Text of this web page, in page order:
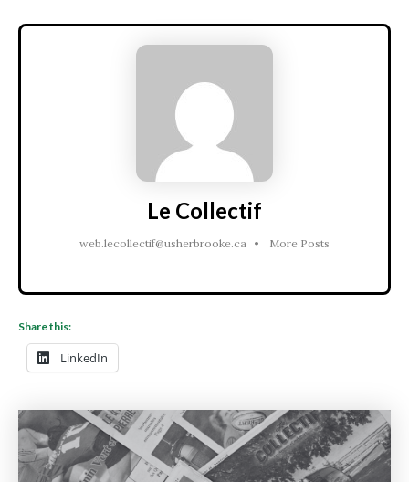
Le Collectif
web.lecollectif@usherbrooke.ca • More Posts
Share this:
LinkedIn